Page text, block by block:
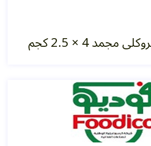
مجمد 4 ×‏ 2.5 كجم